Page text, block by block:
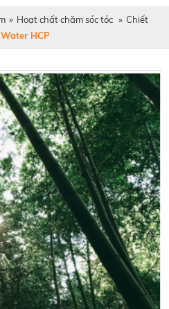
» Hoạt chất chăm sóc tóc » Chiết
HCP